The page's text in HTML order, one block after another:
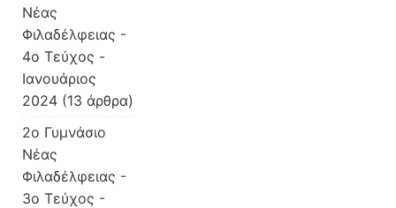
Νέας
Φιλαδέλφειας -
4ο Τεύχος -
Ιανουάριος
2024 (13 άρθρα)
2ο Γυμνάσιο
Νέας
Φιλαδέλφειας -
3ο Τεύχος -